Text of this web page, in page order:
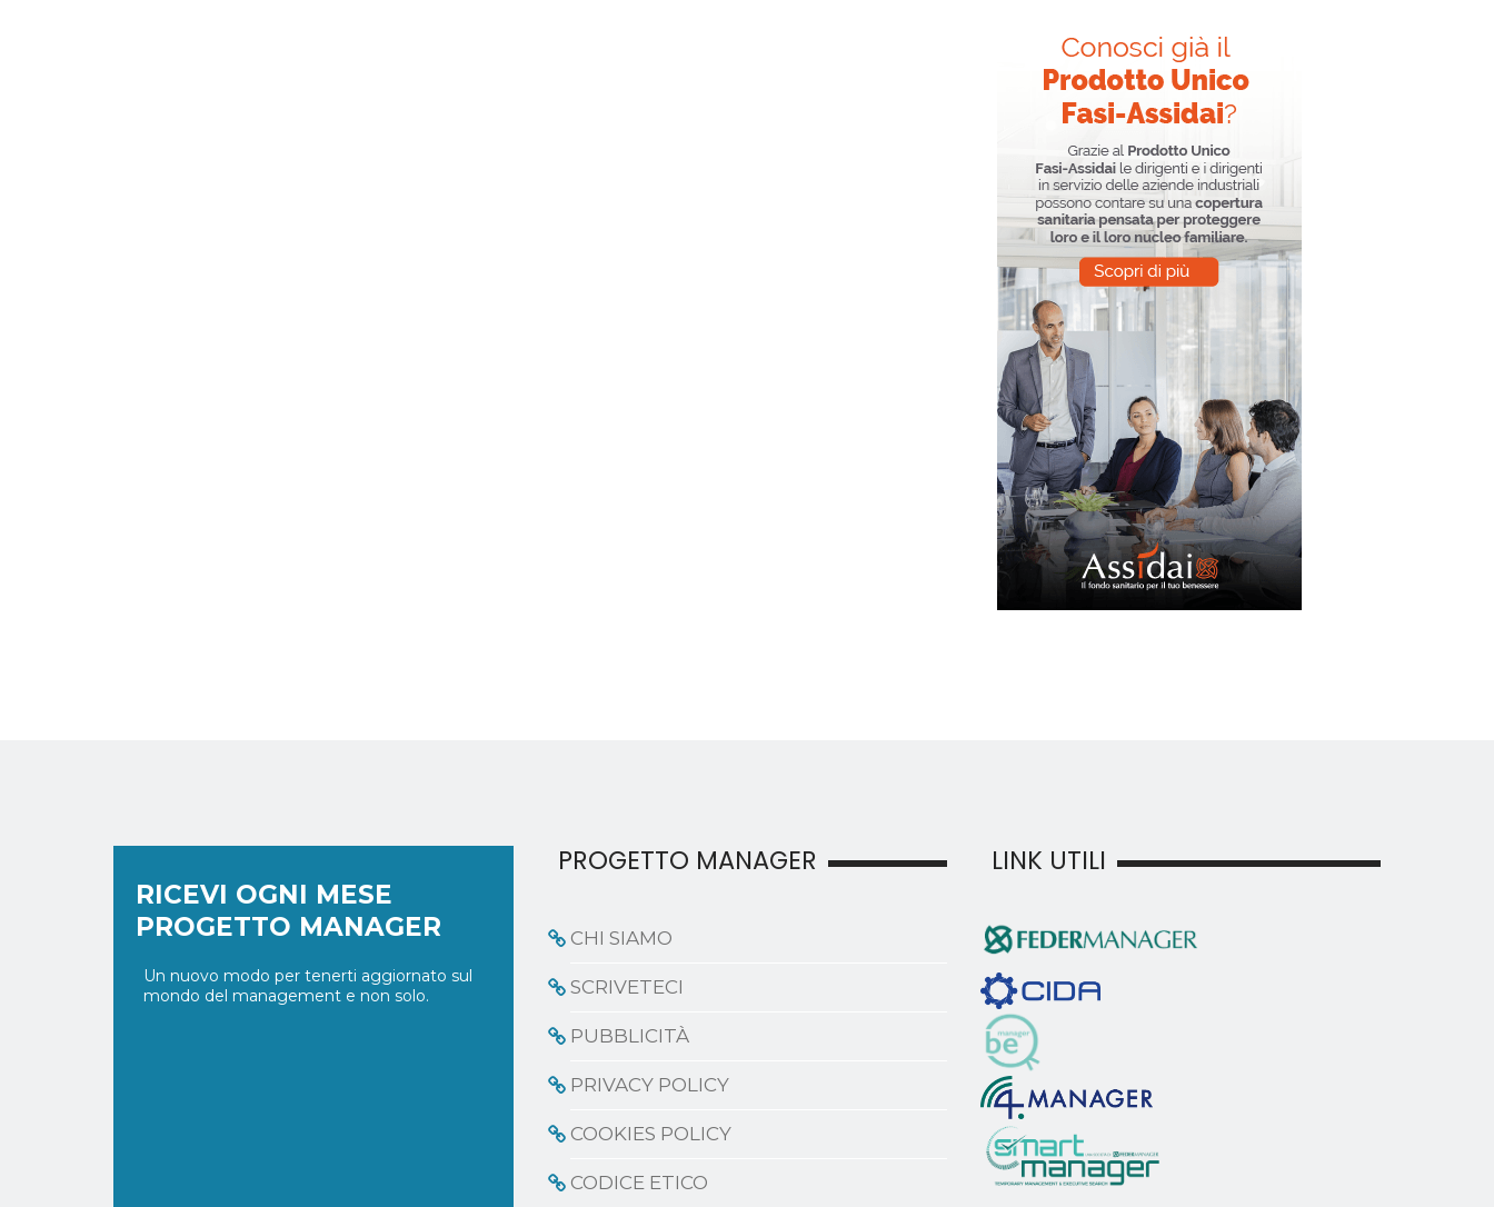
RICEVI OGNI MESE
PROGETTO MANAGER
Un nuovo modo per tenerti aggiornato sul
mondo del management e non solo.
PROGETTO MANAGER
CHI SIAMO
SCRIVETECI
PUBBLICITÀ
PRIVACY POLICY
COOKIES POLICY
CODICE ETICO
LINK UTILI